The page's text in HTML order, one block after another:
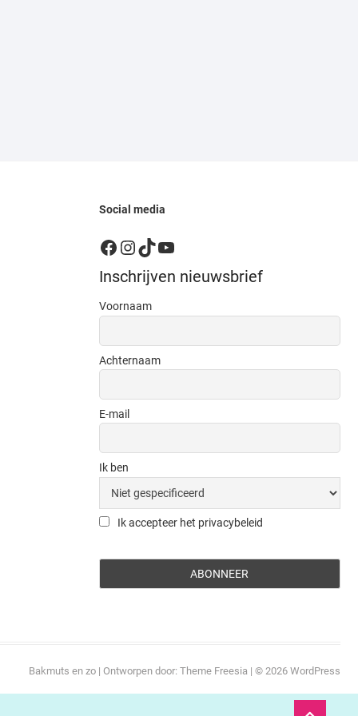
Social media
Facebook
Instagram
TikTok
YouTube
Inschrijven nieuwsbrief
Voornaam
Achternaam
E-mail
Ik ben
Ik accepteer het privacybeleid
Bakmuts en zo | Ontworpen door: Theme Freesia | © 2026 WordPress